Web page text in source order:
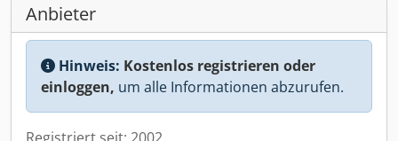
Anbieter
Hinweis: Kostenlos registrieren oder
einloggen, um alle Informationen abzurufen.